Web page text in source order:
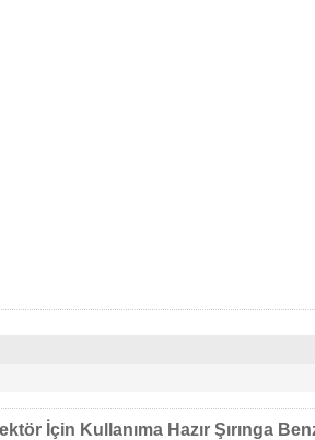
İçin Kullanıma Hazır Şırınga